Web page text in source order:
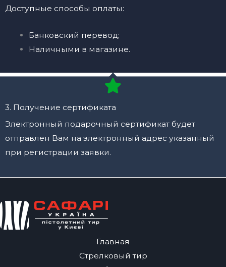
r
v
:
Доступные способы оплаты:
Банковский перевод;
Наличными в магазине.
3. Получение сертификата
Электронный подарочный сертификат будет
отправлен Вам на электронный адрес указанный
при регистрации заявки.
Главная
Стрелковый тир